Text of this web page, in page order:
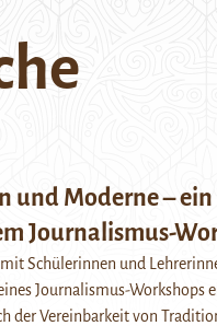
und Moderne –
Journalismus-
Schülerinnen und
Journalismus-Workshops
der Vereinbarkeit von